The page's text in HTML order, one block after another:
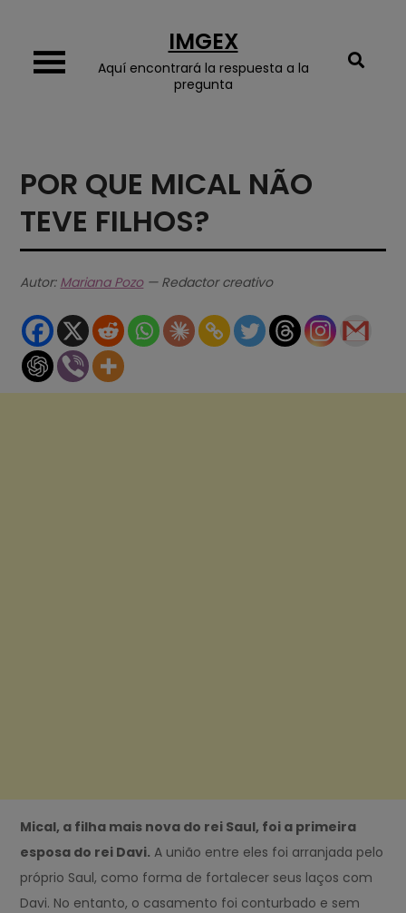
content
IMGEX
Aquí encontrará la respuesta a la
pregunta
POR QUE MICAL NÃO
TEVE FILHOS?
Autor: Mariana Pozo— Redactor creativo
Mical, a filha mais nova do rei Saul, foi a primeira
esposa do rei Davi. A união entre eles foi arranjada pelo
próprio Saul, como forma de fortalecer seus laços com
Davi. No entanto, o casamento foi conturbado e sem